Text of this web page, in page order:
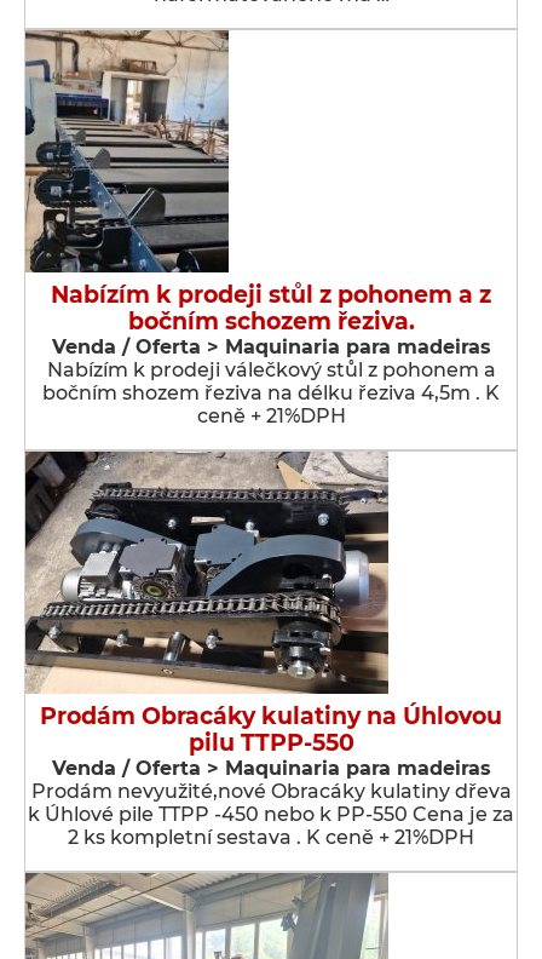
Nabízím k prodeji stůl z pohonem a z
bočním schozem řeziva.
Venda / Oferta > Maquinaria para madeiras
Nabízím k prodeji válečkový stůl z pohonem a
bočním shozem řeziva na délku řeziva 4,5m . K
ceně + 21%DPH
Prodám Obracáky kulatiny na Úhlovou
pilu TTPP-550
Venda / Oferta > Maquinaria para madeiras
Prodám nevyužité,nové Obracáky kulatiny dřeva
k Úhlové pile TTPP -450 nebo k PP-550 Cena je za
2 ks kompletní sestava . K ceně + 21%DPH